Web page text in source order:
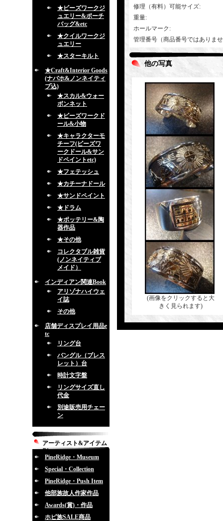
★ビーズワークジ
ュエリー&ポーチ
バッグ&etc
★クイルワークジ
ュエリー
★スターキルト
★Craft&Interior Goods
(ナバホ&ノンネイティ
ブ込)
★スカル&ウォー
ボンネット
★ビーズワークド
ール&小物
★キャラクターモ
チーフ(ビーズワ
ークドール&サン
ドペイントetc)
★フェテッシュ
★カチーナドール
★サンドペイント
★ドラム
★ポッテリー&陶
器作品
★その他
コレクタブル雑貨
(ノンネイティブ
メイド）
インディアン関連Book
アリゾナハイウェ
イ誌
その他
店舗ディスプレイ用品e
tc
リング台
バングル（ブレス
レット）台
時計文字盤
リングサイズ直し
代金
別途販売用チェー
ン
アーティスト&アイテム
別
PineRidge・Museum
Special・Collection
PineRidge・Push Item
他部族故人作家作品
Awards(賞)・作品
ホピ族SALE商品
修理（有料）可能サイズ:
重量:
ホールマーク :
管理番号（商品番号ではありま
他の写真
(画像をクリックすると大
きく見られます)